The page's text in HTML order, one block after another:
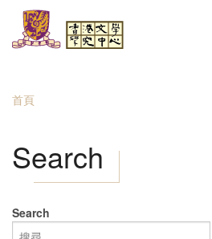
移至主內容
中心簡介
您在這裡
首頁
Search
Search